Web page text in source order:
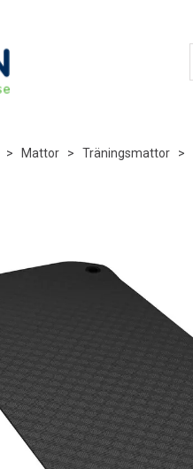
> Mattor > Träningsmattor >